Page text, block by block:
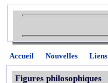
Accueil Nouvelles Liens
Figures philosophiques